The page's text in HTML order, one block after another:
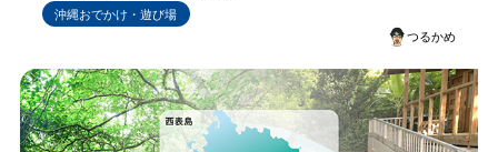
沖縄おでかけ・遊び場
つるかめ